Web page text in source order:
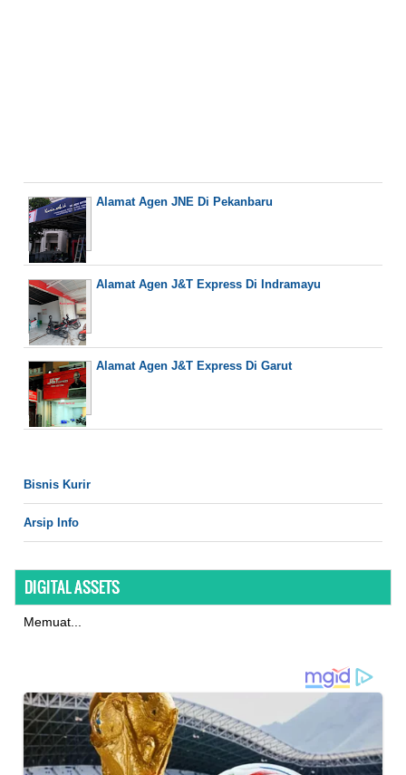
Alamat Agen JNE Di Pekanbaru
Alamat Agen J&T Express Di Indramayu
Alamat Agen J&T Express Di Garut
Bisnis Kurir
Arsip Info
DIGITAL ASSETS
Memuat...